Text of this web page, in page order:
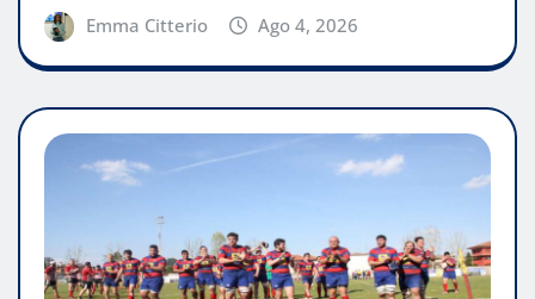
Emma Citterio Ago 4, 2026